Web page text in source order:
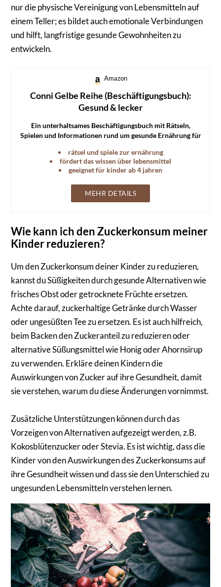
nur die physische Vereinigung von Lebensmitteln auf
einem Teller; es bildet auch emotionale Verbindungen
und hilft, langfristige gesunde Gewohnheiten zu
entwickeln.
Amazon
Conni Gelbe Reihe (Beschäftigungsbuch):
Gesund & lecker
Ein unterhaltsames Beschäftigungsbuch mit Rätseln,
Spielen und Informationen rund um gesunde Ernährung für
rätsel und spiele zur ernährung
fördert das wissen über lebensmittel
geeignet für kinder ab 4 jahren
MEHR DETAILS
Wie kann ich den Zuckerkonsum meiner
Kinder reduzieren?
Um den Zuckerkonsum deiner Kinder zu reduzieren,
kannst du Süßigkeiten durch gesunde Alternativen wie
frisches Obst oder getrocknete Früchte ersetzen.
Achte darauf, zuckerhaltige Getränke durch Wasser
oder ungesüßten Tee zu ersetzen. Es ist auch hilfreich,
beim Backen den Zuckeranteil zu reduzieren oder
alternative Süßungsmittel wie Honig oder Ahornsirup
zu verwenden. Erkläre deinen Kindern die
Auswirkungen von Zucker auf ihre Gesundheit, damit
sie verstehen, warum du diese Änderungen vornimmst.
Zusätzliche Unterstützungen können durch das
Vorzeigen von Alternativen aufgezeigt werden, z.B.
Kokosblütenzucker oder Stevia. Es ist wichtig, dass die
Kinder von den Auswirkungen des Zuckerkonsums auf
ihre Gesundheit wissen und dass sie den Unterschied zu
ungesunden Lebensmitteln verstehen lernen.